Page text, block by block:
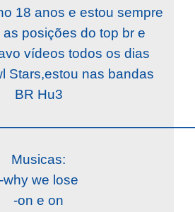
18 anos e estou sempre
posições do top br e
vídeos todos os dias
Stars,estou nas bandas
BR Hu3
Musicas:
-why we lose
-on e on